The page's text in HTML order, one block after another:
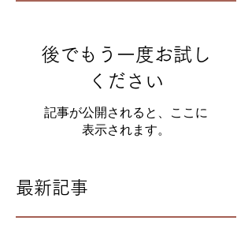
後でもう一度お試し
ください
記事が公開されると、ここに
表示されます。
最新記事